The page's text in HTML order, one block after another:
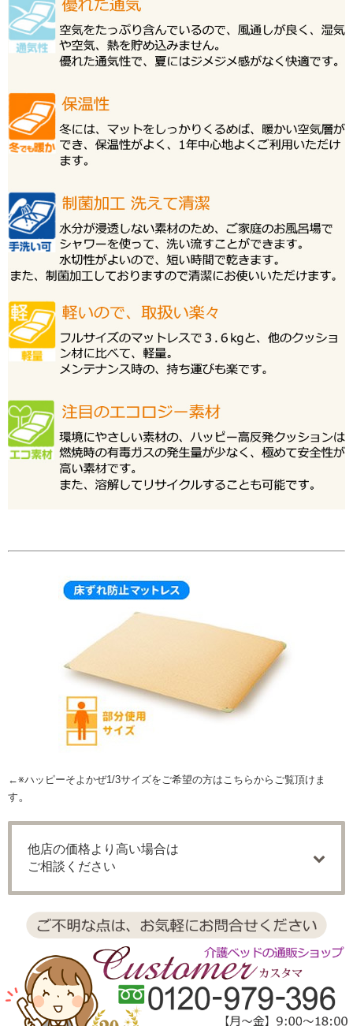
←※ハッピーそよかぜ1/3サイズをご希望の方はこちらからご覧頂けま
す 。
他店の価格より高い場合は
ご相談ください